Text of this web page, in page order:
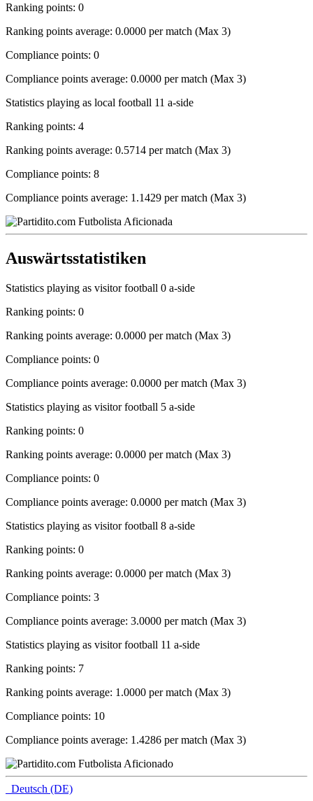
Ranking points: 0
Ranking points average: 0.0000 per match (Max 3)
Compliance points: 0
Compliance points average: 0.0000 per match (Max 3)
Statistics playing as local football 11 a-side
Ranking points: 4
Ranking points average: 0.5714 per match (Max 3)
Compliance points: 8
Compliance points average: 1.1429 per match (Max 3)
Auswärtsstatistiken
Statistics playing as visitor football 0 a-side
Ranking points: 0
Ranking points average: 0.0000 per match (Max 3)
Compliance points: 0
Compliance points average: 0.0000 per match (Max 3)
Statistics playing as visitor football 5 a-side
Ranking points: 0
Ranking points average: 0.0000 per match (Max 3)
Compliance points: 0
Compliance points average: 0.0000 per match (Max 3)
Statistics playing as visitor football 8 a-side
Ranking points: 0
Ranking points average: 0.0000 per match (Max 3)
Compliance points: 3
Compliance points average: 3.0000 per match (Max 3)
Statistics playing as visitor football 11 a-side
Ranking points: 7
Ranking points average: 1.0000 per match (Max 3)
Compliance points: 10
Compliance points average: 1.4286 per match (Max 3)
Deutsch (DE)